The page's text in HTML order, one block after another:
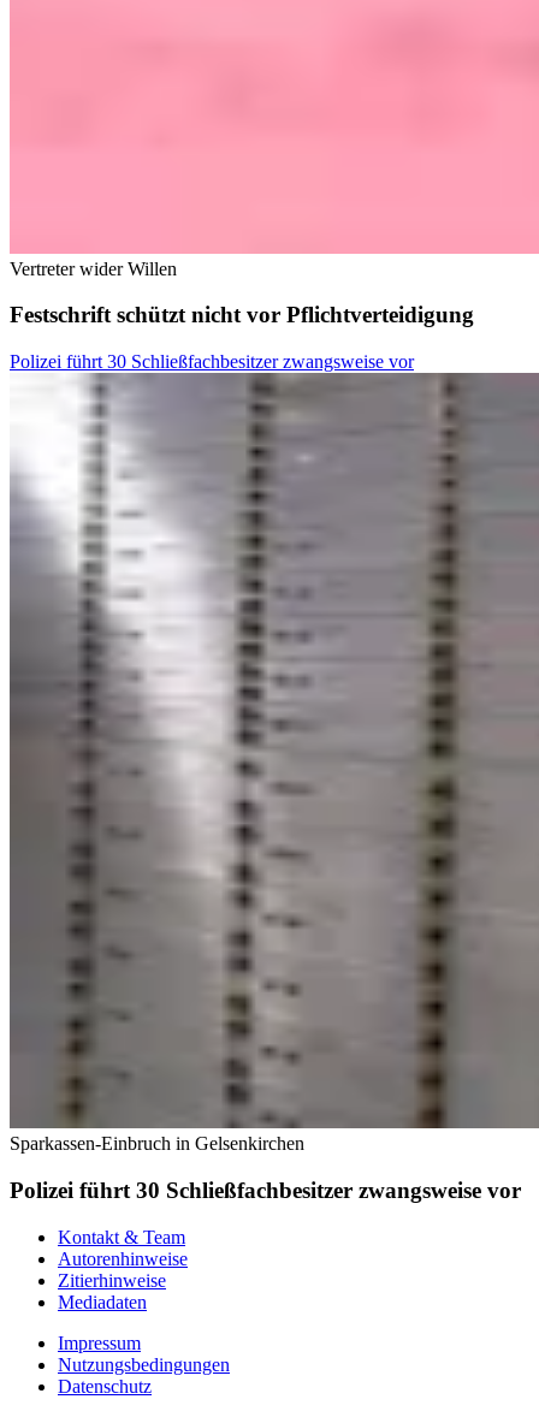
Vertreter wider Willen
Festschrift schützt nicht vor Pflichtverteidigung
Polizei führt 30 Schließfachbesitzer zwangsweise vor
Sparkassen-Einbruch in Gelsenkirchen
Polizei führt 30 Schließfachbesitzer zwangsweise vor
Kontakt & Team
Autorenhinweise
Zitierhinweise
Mediadaten
Impressum
Nutzungsbedingungen
Datenschutz